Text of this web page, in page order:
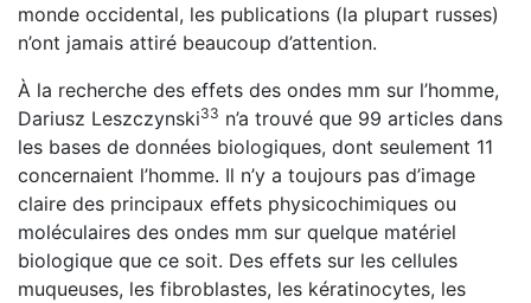
monde occidental, les publications (la plupart russes)
n’ont jamais attiré beaucoup d’attention.
À la recherche des effets des ondes mm sur l’homme,
Dariusz Leszczynski33 n’a trouvé que 99 articles dans
les bases de données biologiques, dont seulement 11
concernaient l’homme. Il n’y a toujours pas d’image
claire des principaux effets physicochimiques ou
moléculaires des ondes mm sur quelque matériel
biologique que ce soit. Des effets sur les cellules
muqueuses, les fibroblastes, les kératinocytes, les